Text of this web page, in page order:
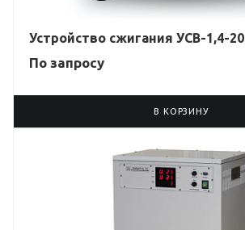
Устройство сжигания УСВ-1,4-20
По запросу
В КОРЗИНУ